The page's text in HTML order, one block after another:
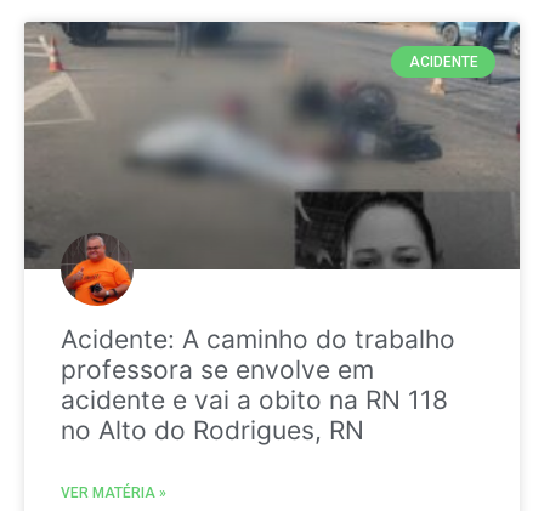
ACIDENTE
Acidente: A caminho do trabalho
professora se envolve em
acidente e vai a obito na RN 118
no Alto do Rodrigues, RN
VER MATÉRIA »